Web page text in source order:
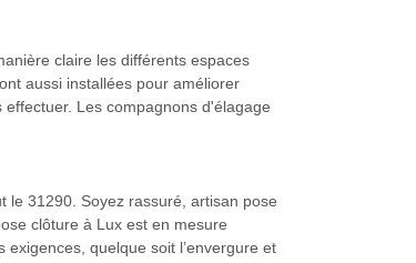
claire les différents espaces
aussi installées pour améliorer
Les compagnons d'élagage
le 31290. Soyez rassuré, artisan pose
clôture à Lux est en mesure
quelque soit l’envergure et